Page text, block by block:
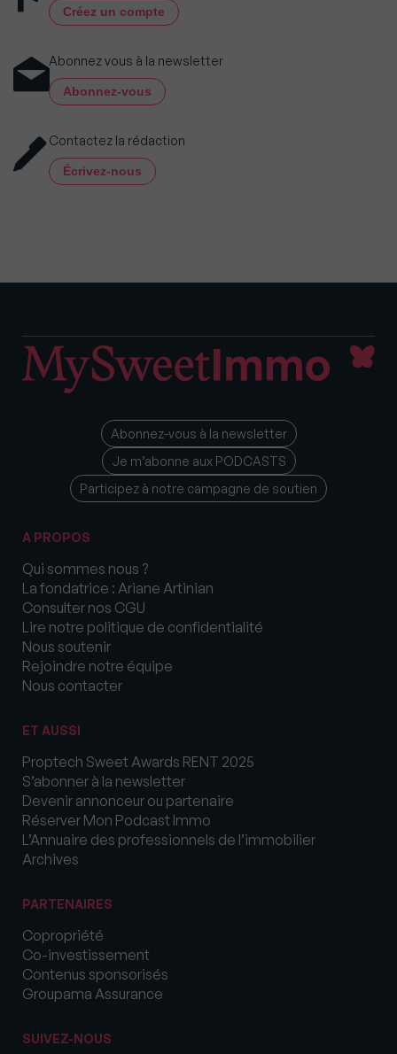
Créez un compte
Abonnez vous à la newsletter
Abonnez-vous
Contactez la rédaction
Écrivez-nous
Abonnez-vous à la newsletter
Je m’abonne aux PODCASTS
Participez à notre campagne de soutien
A PROPOS
Qui sommes nous ?
La fondatrice : Ariane Artinian
Consulter nos CGU
Lire notre politique de confidentialité
Nous soutenir
Rejoindre notre équipe
Nous contacter
ET AUSSI
Proptech Sweet Awards RENT 2025
S’abonner à la newsletter
Devenir annonceur ou partenaire
Réserver Mon Podcast Immo
L’Annuaire des professionnels de l’immobilier
Archives
PARTENAIRES
Copropriété
Co-investissement
Contenus sponsorisés
Groupama Assurance
SUIVEZ-NOUS